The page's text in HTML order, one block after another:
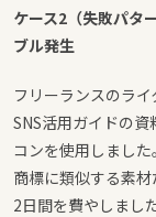
ケース2（失敗パタ
ブル発生
フリーランスのラ
SNS活用ガイドの
コンを使用しまし
商標に類似する素
2日間を費やしました